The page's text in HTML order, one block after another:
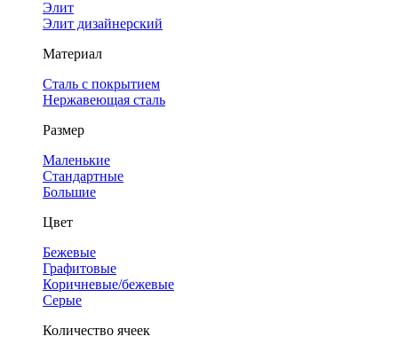
Элит
Элит дизайнерский
Материал
Сталь с покрытием
Нержавеющая сталь
Размер
Маленькие
Стандартные
Большие
Цвет
Бежевые
Графитовые
Коричневые/бежевые
Серые
Количество ячеек